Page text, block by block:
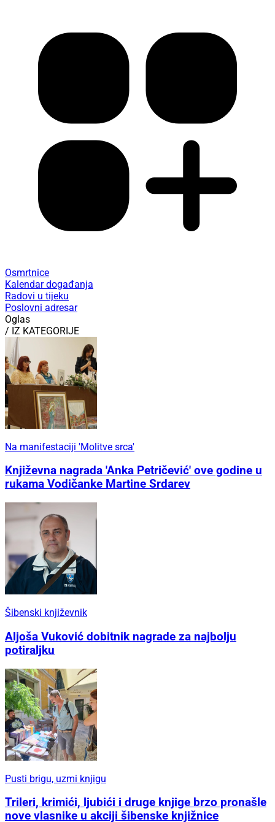
Osmrtnice
Kalendar događanja
Radovi u tijeku
Poslovni adresar
Oglas
/ IZ KATEGORIJE
Na manifestaciji 'Molitve srca'
Književna nagrada 'Anka Petričević' ove godine u
rukama Vodičanke Martine Srdarev
Šibenski književnik
Aljoša Vuković dobitnik nagrade za najbolju
potiraljku
Pusti brigu, uzmi knjigu
Trileri, krimići, ljubići i druge knjige brzo pronašle
nove vlasnike u akciji šibenske knjižnice